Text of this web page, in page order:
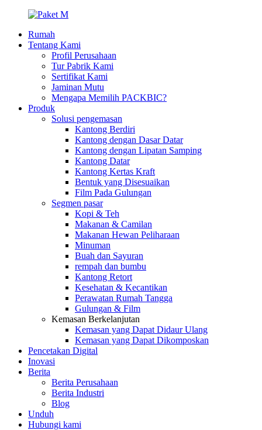
Rumah
Tentang Kami
Profil Perusahaan
Tur Pabrik Kami
Sertifikat Kami
Jaminan Mutu
Mengapa Memilih PACKBIC?
Produk
Solusi pengemasan
Kantong Berdiri
Kantong dengan Dasar Datar
Kantong dengan Lipatan Samping
Kantong Datar
Kantong Kertas Kraft
Bentuk yang Disesuaikan
Film Pada Gulungan
Segmen pasar
Kopi & Teh
Makanan & Camilan
Makanan Hewan Peliharaan
Minuman
Buah dan Sayuran
rempah dan bumbu
Kantong Retort
Kesehatan & Kecantikan
Perawatan Rumah Tangga
Gulungan & Film
Kemasan Berkelanjutan
Kemasan yang Dapat Didaur Ulang
Kemasan yang Dapat Dikomposkan
Pencetakan Digital
Inovasi
Berita
Berita Perusahaan
Berita Industri
Blog
Unduh
Hubungi kami